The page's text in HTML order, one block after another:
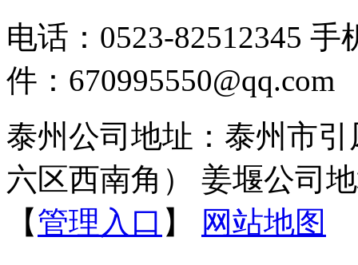
电话：0523-82512345
件：670995550@qq.com
泰州公司地址：泰州市
六区西南角） 姜堰公司
【管理入口 】 网站地图